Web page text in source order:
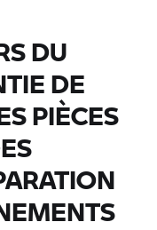
DU
DE
PIÈCES